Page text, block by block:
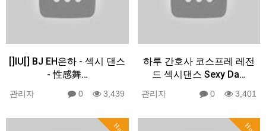
[]IU[] BJ EH은하 - 섹시 댄스
- 性感舞…
관리자 0 3,439
하루 간호사 코스프레 레전
드 섹시댄스 Sexy Da…
관리자 0 3,401